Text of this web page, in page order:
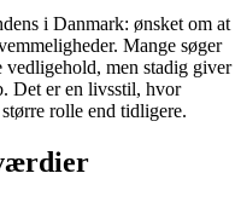
i Danmark: ønsket om at
Mange søger
men stadig giver
Det er en livsstil, hvor
rolle end tidligere.